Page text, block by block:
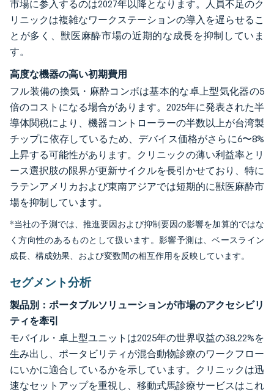
市場に参入するのは2027年以降となります。人員不足のク
リニックは複雑なワークステーションの導入を遅らせるこ
とが多く、獣医麻酔市場の近期的な成長を抑制していま
す。
高度な機器の高い初期費用
フル装備の換気・麻酔コンボは基本的な卓上型気化器の5
倍のコストになる場合があります。2025年に発表された半
導体関税により、機器コントローラーの半数以上が台湾製
チップに依存しているため、デバイス価格がさらに6〜8%
上昇する可能性があります。クリニックの薄い利益率とリ
ース選択肢の限界が更新サイクルを長引かせており、特に
ラテンアメリカおよび東南アジアでは短期的に獣医麻酔市
場を抑制しています。
*当社の予測では、推進要因および抑制要因の影響を加算的ではな
く方向性のあるものとして扱います。影響予測は、ベースライン
成長、構成効果、および変数間の相互作用を反映しています。
セグメント分析
製品別：ポータブルソリューションが市場のアクセシビリ
ティを牽引
モバイル・卓上型ユニットは2025年の世界収益の38.22%を
生み出し、ポータビリティが混合動物診療のワークフロー
にいかに適合しているかを示しています。クリニックは迅
速なセットアップを重視し、移動式馬診療サービスはこれ